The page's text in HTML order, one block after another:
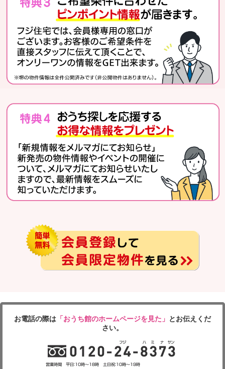
お電話の際は 「おうち館のホームページを見た」 とお伝えくだ
さい。